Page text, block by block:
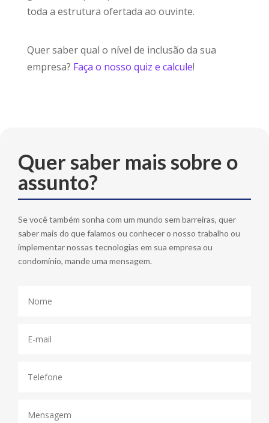
toda a estrutura ofertada ao ouvinte.
Quer saber qual o nível de inclusão da sua
empresa? Faça o nosso quiz e calcule!
Quer saber mais sobre o
assunto?
Se você também sonha com um mundo sem barreiras, quer
saber mais do que falamos ou conhecer o nosso trabalho ou
implementar nossas tecnologias em sua empresa ou
condomínio, mande uma mensagem.